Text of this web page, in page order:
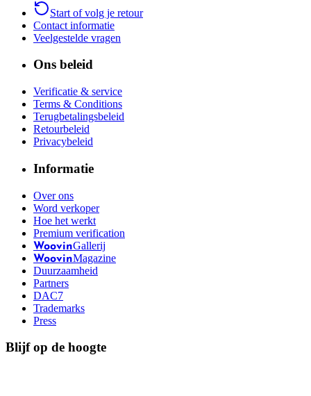
Start of volg je retour
Contact informatie
Veelgestelde vragen
Ons beleid
Verificatie & service
Terms & Conditions
Terugbetalingsbeleid
Retourbeleid
Privacybeleid
Informatie
Over ons
Word verkoper
Hoe het werkt
Premium verification
WoovinGallerij
WoovinMagazine
Duurzaamheid
Partners
DAC7
Trademarks
Press
Blijf op de hoogte